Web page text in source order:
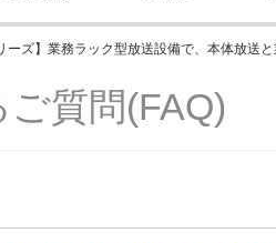
ーズ】業務ラック型放送設備で、本体放送
質問(FAQ)